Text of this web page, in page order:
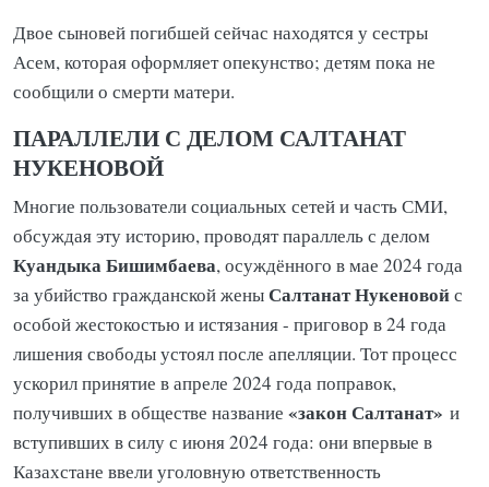
Двое сыновей погибшей сейчас находятся у сестры
Асем, которая оформляет опекунство; детям пока не
сообщили о смерти матери.
ПАРАЛЛЕЛИ С ДЕЛОМ САЛТАНАТ
НУКЕНОВОЙ
Многие пользователи социальных сетей и часть СМИ,
обсуждая эту историю, проводят параллель с делом
Куандыка Бишимбаева, осуждённого в мае 2024 года
за убийство гражданской женыСалтанат Нукеновойс
особой жестокостью и истязания - приговор в 24 года
лишения свободы устоял после апелляции. Тот процесс
ускорил принятие в апреле 2024 года поправок,
получивших в обществе название «закон Салтанат» и
вступивших в силу с июня 2024 года: они впервые в
Казахстане ввели уголовную ответственность